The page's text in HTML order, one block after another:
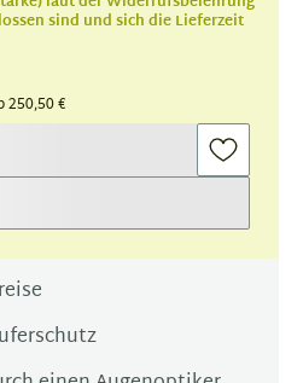
sind und sich die Lieferzeit
250,50 €